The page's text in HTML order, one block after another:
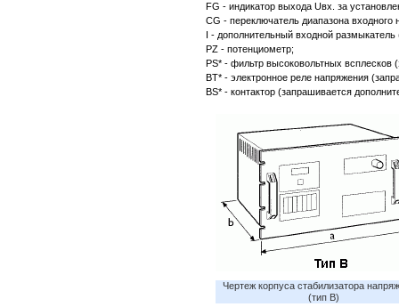
FG - индикатор выхода Uвх. за
CG - переключатель диапазона входного
I - дополнительный входной
PZ - потенциометр;
PS* - фильтр высоковольтных всплесков
BT* - электронное реле напряжения
BS* - контактор (запрашивается
Чертеж корпуса стабилизатора
(тип B)